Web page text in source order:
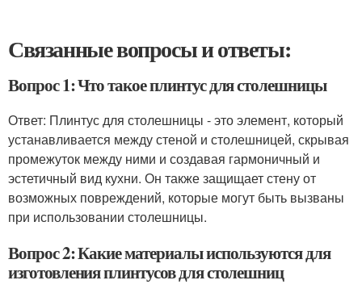
Связанные вопросы и ответы:
Вопрос 1: Что такое плинтус для столешницы
Ответ: Плинтус для столешницы - это элемент, который
устанавливается между стеной и столешницей, скрывая
промежуток между ними и создавая гармоничный и
эстетичный вид кухни. Он также защищает стену от
возможных повреждений, которые могут быть вызваны
при использовании столешницы.
Вопрос 2: Какие материалы используются для
изготовления плинтусов для столешниц